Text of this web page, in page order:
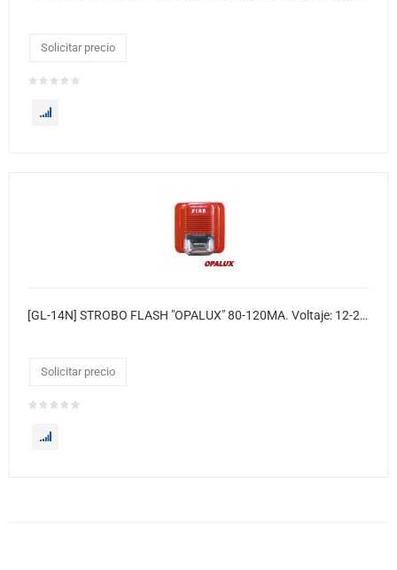
Solicitar precio
[GL-14N] STROBO FLASH "OPALUX" 80-120MA. Voltaje: 12-24V DC. Decibeles: 90dB. Consumo: 1.5W. Flashes: 76 por minuto. 3 Tipos de alarma: Ambulancia, policia y bomberos. Material: Carcas
Solicitar precio